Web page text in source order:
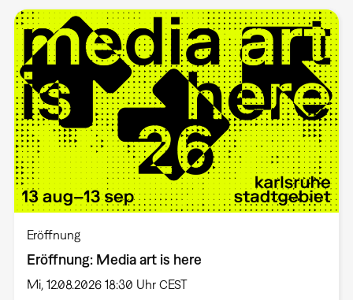
Eröffnung
Eröffnung: Media art is here
Mi, 12.08.2026 18:30 Uhr CEST